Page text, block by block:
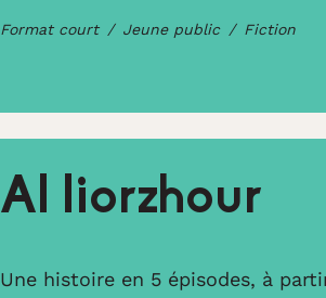
Format court Jeune public Fiction
Al liorzhour
Une histoire en 5 épisodes, à